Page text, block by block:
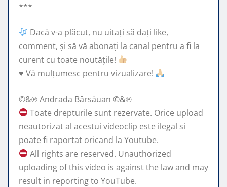
***
Dacă v-a plăcut, nu uitați să dați like,
comment, și să vă abonați la canal pentru a fi la
curent cu toate noutățile!
♥️ Vă mulțumesc pentru vizualizare!
©&℗ Andrada Bârsăuan ©&℗
Toate drepturile sunt rezervate. Orice upload
neautorizat al acestui videoclip este ilegal si
poate fi raportat oricand la Youtube.
All rights are reserved. Unauthorized
uploading of this video is against the law and may
result in reporting to YouTube.